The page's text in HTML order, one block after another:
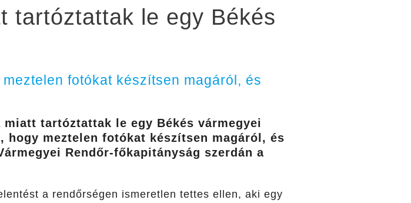
tartóztattak le egy Békés
fotókat készítsen magáról, és
tartóztattak le egy Békés vármegyei
meztelen fotókat készítsen magáról, és
Rendőr-főkapitányság szerdán a
a rendőrségen ismeretlen tettes ellen, aki egy